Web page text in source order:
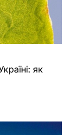
як